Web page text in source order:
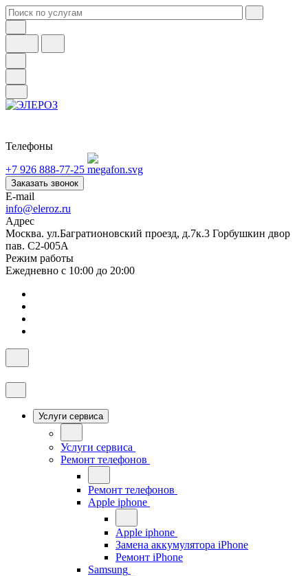
Телефоны
+7 926 888-77-25
Заказать звонок
E-mail
info@eleroz.ru
Адрес
Москва. ул.Багратионовский проезд, д.7к.3 Горбушкин двор
пав. C2-005A
Режим работы
Ежедневно с 10:00 до 20:00
Услуги сервиса
Услуги сервиса
Ремонт телефонов
Ремонт телефонов
Apple iphone
Apple iphone
Замена аккумулятора iPhone
Ремонт iPhone
Samsung